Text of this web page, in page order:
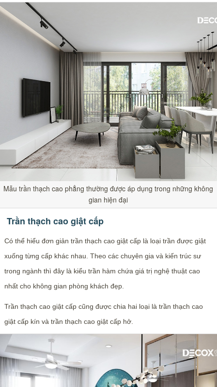
Mẫu trần thạch cao phẳng thường được áp dụng trong những không
gian hiện đại
Trần thạch cao giật cấp
Có thể hiểu đơn giản trần thạch cao giật cấp là loại trần được giật
xuống từng cấp khác nhau. Theo các chuyên gia và kiến trúc sư
trong ngành thì đây là kiểu trần hàm chứa giá trị nghệ thuật cao
nhất cho không gian phòng khách đẹp.
Trần thạch cao giật cấp cũng được chia hai loại là trần thạch cao
giật cấp kín và trần thạch cao giật cấp hở.